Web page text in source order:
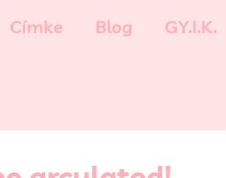
Címke Blog GY.I.K.